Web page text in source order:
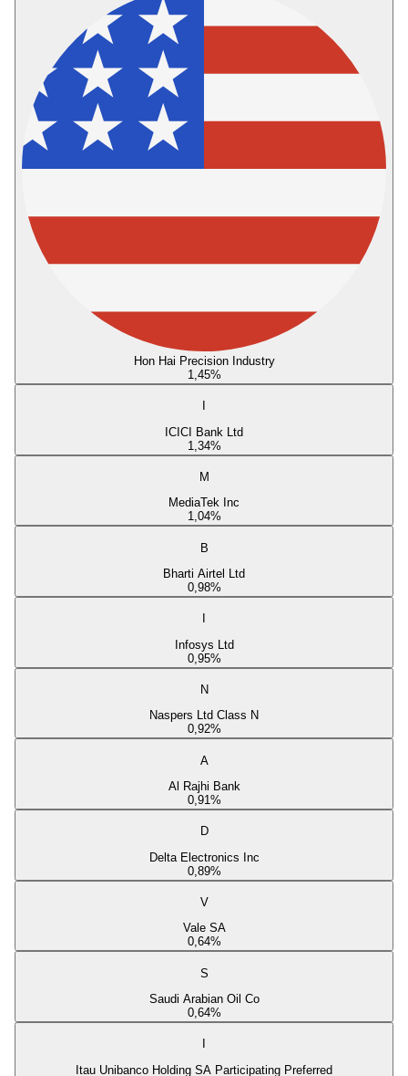
Hon Hai Precision Industry
1,45%
ICICI Bank Ltd
1,34%
M
MediaTek Inc
1,04%
B
Bharti Airtel Ltd
0,98%
Infosys Ltd
0,95%
N
Naspers Ltd Class N
0,92%
A
Al Rajhi Bank
0,91%
D
Delta Electronics Inc
0,89%
V
Vale SA
0,64%
S
Saudi Arabian Oil Co
0,64%
Itau Unibanco Holding SA Participating Preferred